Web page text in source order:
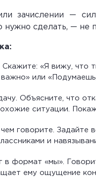
зачислении —
нужно сделать, — не
Скажите: «Я вижу,
или
Объясните, что
ситуации.
говорите. Задайте
и
в формат «мы».
ему ощущение